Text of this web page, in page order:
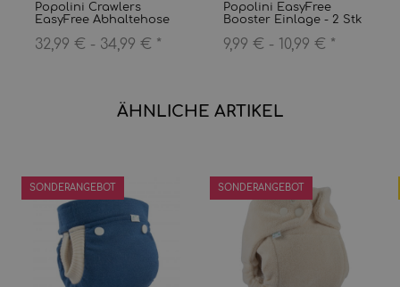
Popolini Crawlers
EasyFree Abhaltehose
32,99 € - 34,99 € *
Popolini EasyFree
Booster Einlage - 2 Stk
9,99 € - 10,99 € *
ÄHNLICHE ARTIKEL
SONDERANGEBOT SONDERANGEBOT